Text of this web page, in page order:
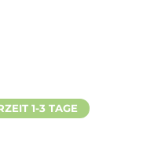
1-3 TAGE